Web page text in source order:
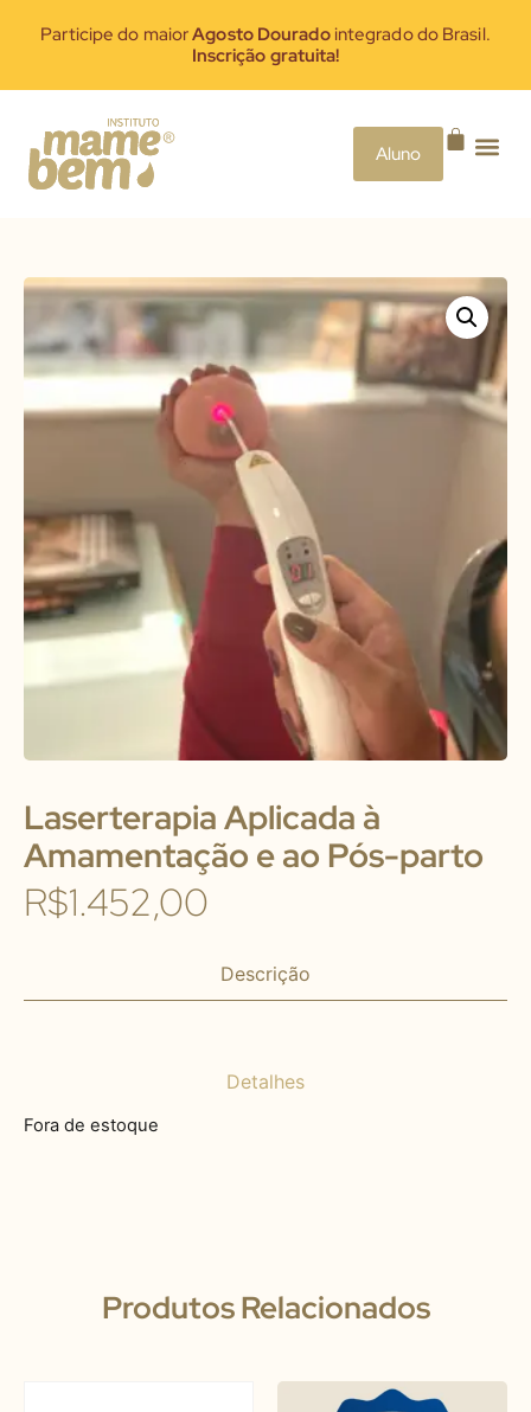
Participe do maiorAgosto Dourado integrado do Brasil.
Inscrição gratuita!
Aluno
Laserterapia Aplicada à
Amamentação e ao Pós-parto
R$1.452,00
Descrição
Detalhes
Fora de estoque
Produtos Relacionados